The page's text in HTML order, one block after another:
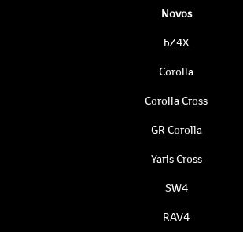
Novos
bZ4X
Corolla
Corolla Cross
GR Corolla
Yaris Cross
SW4
RAV4